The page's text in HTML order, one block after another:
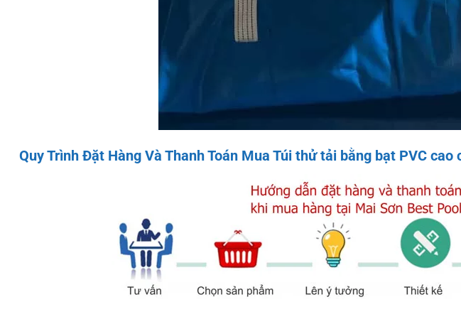
Quy Trình Đặt Hàng Và Thanh Toán Mua Túi thử tải bằng bạt PVC